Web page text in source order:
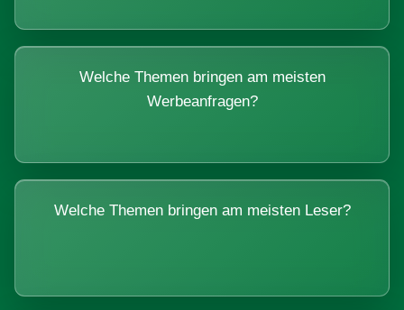
Welche Themen bringen am meisten
Werbeanfragen?
Welche Themen bringen am meisten Leser?